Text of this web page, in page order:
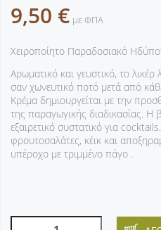
9,50 € με ΦΠΑ
Χειροποίητο Παραδοσιακό
Αρωματικό και γευστικό, το
σαν χωνευτικό ποτό μετά από
Κρέμα δημιουργείται με την
της παραγωγικής διαδικασίας. Η
εξαιρετικό συστατικό για cocktails
φρουτοσαλάτες, κέικ και
υπέροχο με τριμμένο πάγο .